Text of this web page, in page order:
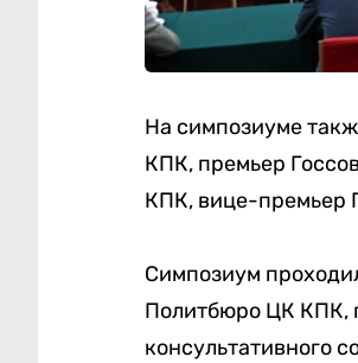
На симпозиуме
КПК, премьер
КПК, вице-премьер
Симпозиум
Политбюро ЦК КПК,
консультативного